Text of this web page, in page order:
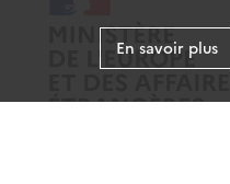
En savoir plus